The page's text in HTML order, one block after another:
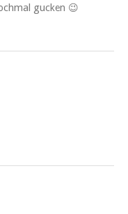
gucken 😉